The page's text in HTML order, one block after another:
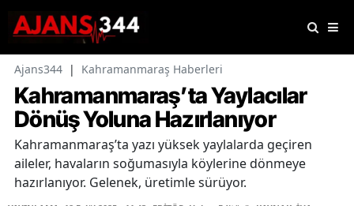
Ajans344 | Kahramanmaraş Haberleri
Kahramanmaraş’ta Yaylacılar
Dönüş Yoluna Hazırlanıyor
Kahramanmaraş’ta yazı yüksek yaylalarda geçiren
aileler, havaların soğumasıyla köylerine dönmeye
hazırlanıyor. Gelenek, üretimle sürüyor.